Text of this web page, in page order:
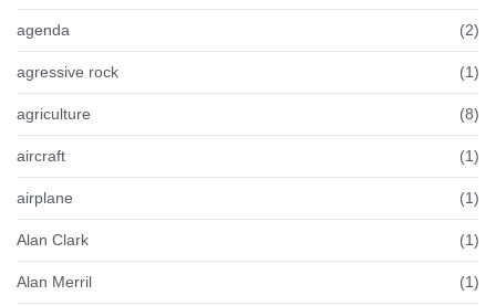
agenda (2)
agressive rock (1)
agriculture (8)
aircraft (1)
airplane (1)
Alan Clark (1)
Alan Merril (1)